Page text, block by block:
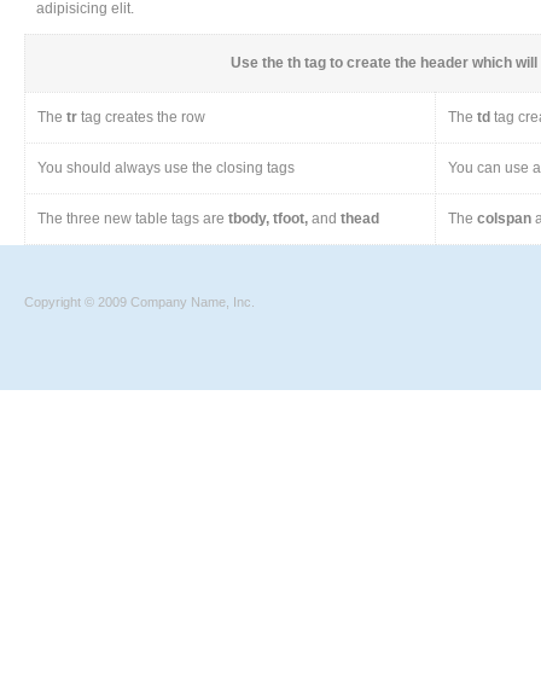
adipisicing elit.
Use the th tag to create the header which
The tr tag creates the row The td tag
You should always use the closing tags You can use
The three new table tags are tbody, tfoot, and thead The colspan
Copyright © 2009 Company Name, Inc.